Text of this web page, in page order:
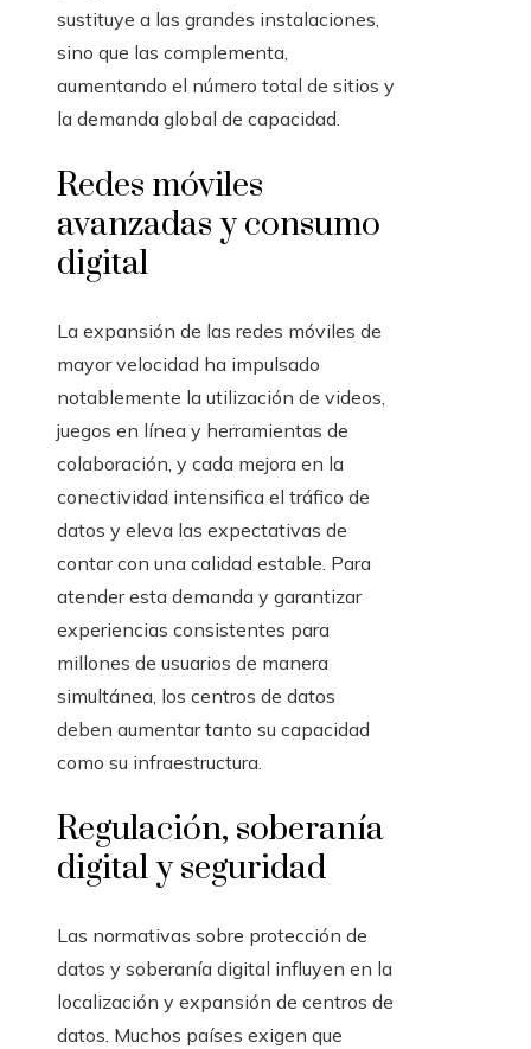
sustituye a las grandes instalaciones,
sino que las complementa,
aumentando el número total de sitios y
la demanda global de capacidad.
Redes móviles
avanzadas y consumo
digital
La expansión de las redes móviles de
mayor velocidad ha impulsado
notablemente la utilización de videos,
juegos en línea y herramientas de
colaboración, y cada mejora en la
conectividad intensifica el tráfico de
datos y eleva las expectativas de
contar con una calidad estable. Para
atender esta demanda y garantizar
experiencias consistentes para
millones de usuarios de manera
simultánea, los centros de datos
deben aumentar tanto su capacidad
como su infraestructura.
Regulación, soberanía
digital y seguridad
Las normativas sobre protección de
datos y soberanía digital influyen en la
localización y expansión de centros de
datos. Muchos países exigen que